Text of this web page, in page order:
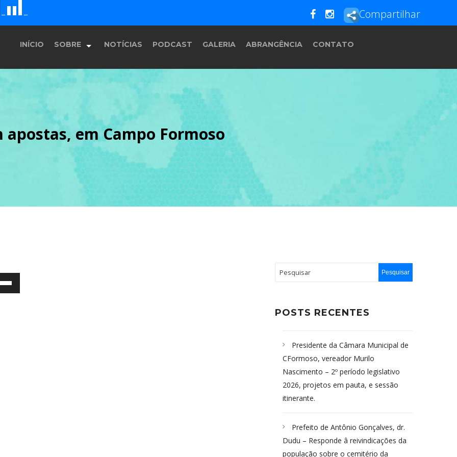
DE F
H
Compartilhar
INÍCIO SOBRE
História
Equipe
Programação
NOTÍCIAS PODCAST GALERIA ABRANGÊNCIA CONTATO
em Campo Formoso
POSTS RECENTES
Presidente da Câmara Municipal de
CFormoso, vereador Murilo
Nascimento – 2º período legislativo
2026, projetos em pauta, e sessão
itinerante.
Prefeito de Antônio Gonçalves, dr.
Dudu – Responde â reivindicações da
população sobre o cemitério da